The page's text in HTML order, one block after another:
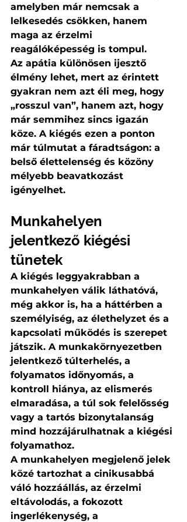
amelyben már nemcsak a
lelkesedés csökken, hanem
maga az érzelmi
reagálóképesség is tompul.
Az apátia különösen ijesztő
élmény lehet, mert az érintett
gyakran nem azt éli meg, hogy
„rosszul van”, hanem azt, hogy
már semmihez sincs igazán
köze. A kiégés ezen a ponton
már túlmutat a fáradtságon: a
belső élettelenség és közöny
mélyebb beavatkozást
igényelhet.
Munkahelyen
jelentkező kiégési
tünetek
A kiégés leggyakrabban a
munkahelyen válik láthatóvá,
még akkor is, ha a háttérben a
személyiség, az élethelyzet és a
kapcsolati működés is szerepet
játszik. A munkakörnyezetben
jelentkező túlterhelés, a
folyamatos időnyomás, a
kontroll hiánya, az elismerés
elmaradása, a túl sok felelősség
vagy a tartós bizonytalanság
mind hozzájárulhatnak a kiégési
folyamathoz.
A munkahelyen megjelenő jelek
közé tartozhat a cinikusabbá
váló hozzáállás, az érzelmi
eltávolodás, a fokozott
ingerlékenység, a